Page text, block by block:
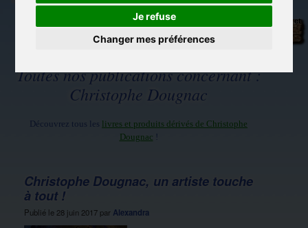
Je refuse
Changer mes préférences
imaginaires
Carterie
papeterie
originale
manuelles,
détente et jeux
Objets déco et
cadeaux
Du côté du
Toutes nos publications concernant :
Christophe Dougnac
Découvrez tous les livres et produits dérivés de Christophe
Dougnac !
Christophe Dougnac, un artiste touche
à tout !
Publié le 28 juin 2017 par Alexandra